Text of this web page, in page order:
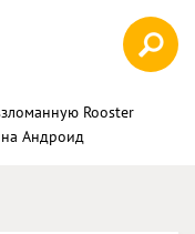
Rooster
на Андроид